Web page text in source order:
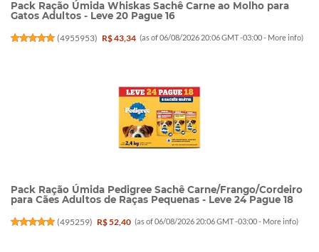
Pack Ração Úmida Whiskas Sachê Carne ao Molho para
Gatos Adultos - Leve 20 Pague 16
(4955953) R$ 43,34 (as of 06/08/2026 20:06 GMT -03:00 - More info)
Pack Ração Úmida Pedigree Sachê Carne/Frango/Cordeiro
para Cães Adultos de Raças Pequenas - Leve 24 Pague 18
(495259) R$ 52,40 (as of 06/08/2026 20:06 GMT -03:00 - More info)